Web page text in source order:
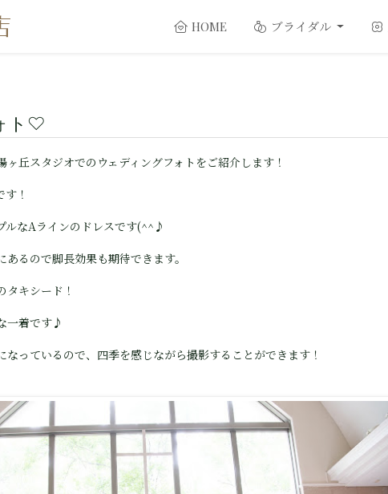
HOME ブライダル
ト♡
丘スタジオでのウェディングフォトをご紹介します！
！
ルなAラインのドレスです(^^♪
るので脚長効果も期待できます。
タキシード！
一着です♪
っているので、四季を感じながら撮影することができます！